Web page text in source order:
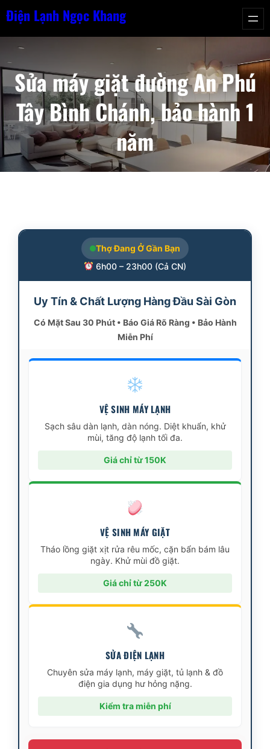
Chuyển
nội
dung
Điện Lạnh Ngọc Khang
Sửa máy giặt đường An Phú
Tây Bình Chánh, bảo hành 1
năm
Thợ Đang Ở Gần Bạn
6h00 – 23h00 (Cả CN)
Uy Tín & Chất Lượng Hàng Đầu Sài Gòn
Có Mặt Sau 30 Phút • Báo Giá Rõ Ràng • Bảo Hành
Miễn Phí
VỆ SINH MÁY LẠNH
Sạch sâu dàn lạnh, dàn nóng. Diệt khuẩn, khử
mùi, tăng độ lạnh tối đa.
Giá chỉ từ 150K
VỆ SINH MÁY GIẶT
Tháo lồng giặt xịt rửa rêu mốc, cặn bẩn bám lâu
ngày. Khử mùi đồ giặt.
Giá chỉ từ 250K
SỬA ĐIỆN LẠNH
Chuyên sửa máy lạnh, máy giặt, tủ lạnh & đồ
điện gia dụng hư hỏng nặng.
Kiểm tra miễn phí